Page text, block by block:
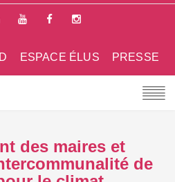
PRESSE
ESPACE ÉLUS
des maires et
de